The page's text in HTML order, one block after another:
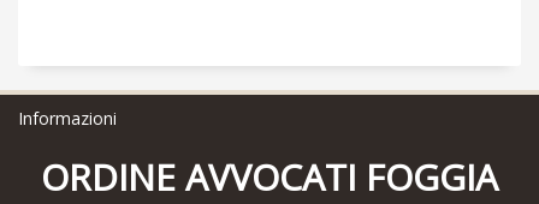
Informazioni
ORDINE AVVOCATI FOGGIA